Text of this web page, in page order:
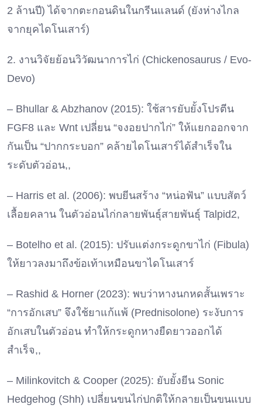
2 ล้านปี) ได้จากตะกอนดินในกรีนแลนด์ (ยังห่างไกล
จากยุคไดโนเสาร์)
2. งานวิจัยย้อนวิวัฒนาการไก่ (Chickenosaurus / Evo-
Devo)
– Bhullar & Abzhanov (2015): ใช้สารยับยั้งโปรตีน
FGF8 และ Wnt เปลี่ยน “จงอยปากไก่” ให้แยกออกจาก
กันเป็น “ปากกระบอก” คล้ายไดโนเสาร์ได้สำเร็จใน
ระดับตัวอ่อน,,
– Harris et al. (2006): พบยีนสร้าง “หน่อฟัน” แบบสัตว์
เลื้อยคลาน ในตัวอ่อนไก่กลายพันธุ์สายพันธุ์ Talpid2,
– Botelho et al. (2015): ปรับแต่งกระดูกขาไก่ (Fibula)
ให้ยาวลงมาถึงข้อเท้าเหมือนขาไดโนเสาร์
– Rashid & Horner (2023): พบว่าหางนกหดสั้นเพราะ
“การอักเสบ” จึงใช้ยาแก้แพ้ (Prednisolone) ระงับการ
อักเสบในตัวอ่อน ทำให้กระดูกหางยืดยาวออกได้
สำเร็จ,,
– Milinkovitch & Cooper (2025): ยับยั้งยีน Sonic
Hedgehog (Shh) เปลี่ยนขนไก่ปกติให้กลายเป็นขนแบบ